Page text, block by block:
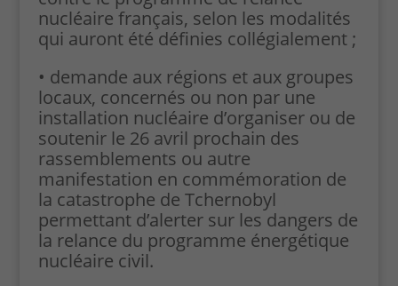
nucléaire français, selon les modalités
qui auront été définies collégialement ;
• demande aux régions et aux groupes
locaux, concernés ou non par une
installation nucléaire d’organiser ou de
soutenir le 26 avril prochain des
rassemblements ou autre
manifestation en commémoration de
la catastrophe de Tchernobyl
permettant d’alerter sur les dangers de
la relance du programme énergétique
nucléaire civil.